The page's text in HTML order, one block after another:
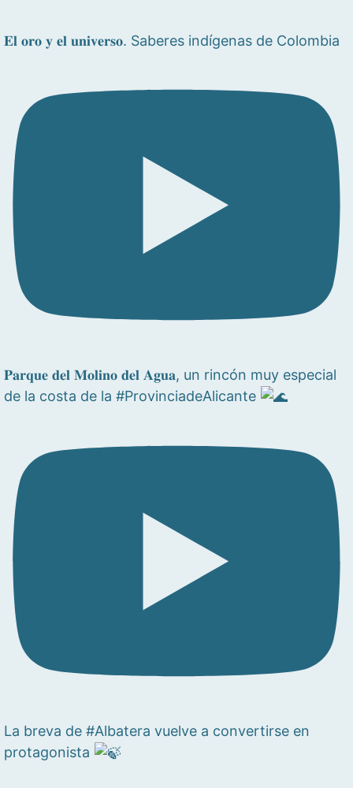
𝐄𝐥 𝐨𝐫𝐨 𝐲 𝐞𝐥 𝐮𝐧𝐢𝐯𝐞𝐫𝐬𝐨. Saberes indígenas de Colombia
𝐏𝐚𝐫𝐪𝐮𝐞 𝐝𝐞𝐥 𝐌𝐨𝐥𝐢𝐧𝐨 𝐝𝐞𝐥 𝐀𝐠𝐮𝐚, un rincón muy especial
de la costa de la #ProvinciadeAlicante
La breva de #Albatera vuelve a convertirse en
protagonista